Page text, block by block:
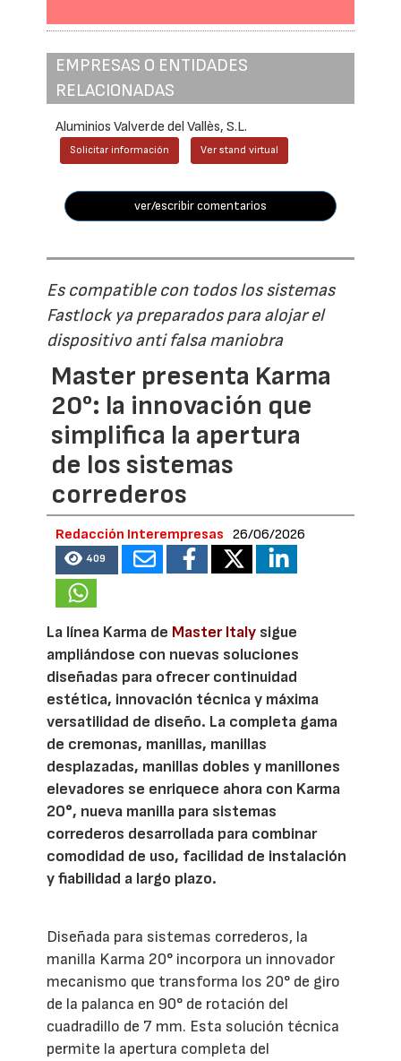
EMPRESAS O ENTIDADES
RELACIONADAS
Aluminios Valverde del Vallès, S.L.
Solicitar información Ver stand virtual
ver/escribir comentarios
Es compatible con todos los sistemas
Fastlock ya preparados para alojar el
dispositivo anti falsa maniobra
Master presenta Karma
20°: la innovación que
simplifica la apertura
de los sistemas
correderos
Redacción Interempresas 26/06/2026
409
La línea Karma de Master Italy sigue
ampliándose con nuevas soluciones
diseñadas para ofrecer continuidad
estética, innovación técnica y máxima
versatilidad de diseño. La completa gama
de cremonas, manillas, manillas
desplazadas, manillas dobles y manillones
elevadores se enriquece ahora con Karma
20°, nueva manilla para sistemas
correderos desarrollada para combinar
comodidad de uso, facilidad de instalación
y fiabilidad a largo plazo.
Diseñada para sistemas correderos, la
manilla Karma 20° incorpora un innovador
mecanismo que transforma los 20° de giro
de la palanca en 90° de rotación del
cuadradillo de 7 mm. Esta solución técnica
permite la apertura completa del